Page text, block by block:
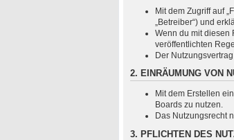
Mit dem Zugriff auf
„Betreiber“) und
Wenn du mit diesen
veröffentlichten
Der
2. EINRÄUMUNG VON
Mit dem Erstellen
Boards zu nutzen.
Das Nutzungsrecht
3. PFLICHTEN DES